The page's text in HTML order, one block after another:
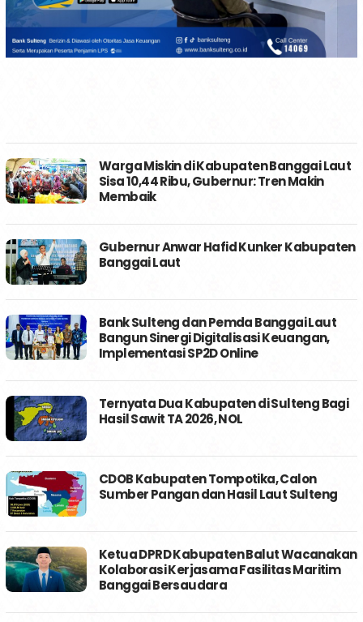
Warga Miskin di Kabupaten Banggai Laut
Sisa 10,44 Ribu, Gubernur: Tren Makin
Membaik
Gubernur Anwar Hafid Kunker Kabupaten
Banggai Laut
Bank Sulteng dan Pemda Banggai Laut
Bangun Sinergi Digitalisasi Keuangan,
Implementasi SP2D Online
Ternyata Dua Kabupaten di Sulteng Bagi
Hasil Sawit TA 2026, NOL
CDOB Kabupaten Tompotika, Calon
Sumber Pangan dan Hasil Laut Sulteng
Ketua DPRD Kabupaten Balut Wacanakan
Kolaborasi Kerjasama Fasilitas Maritim
Banggai Bersaudara